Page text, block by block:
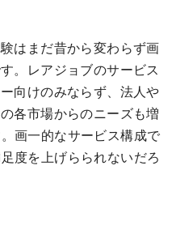
はまだ昔から変わらず画
。レアジョブのサービス
向けのみならず、法人や
各市場からのニーズも増
画一的なサービス構成で
度を上げらられないだろ